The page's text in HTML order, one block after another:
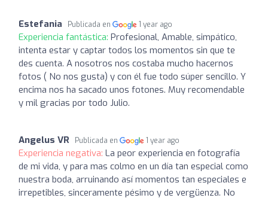
Estefania Publicada en 1 year ago
Experiencia fantástica: Profesional, Amable, simpático,
intenta estar y captar todos los momentos sin que te
des cuenta. A nosotros nos costaba mucho hacernos
fotos ( No nos gusta) y con él fue todo súper sencillo. Y
encima nos ha sacado unos fotones. Muy recomendable
y mil gracias por todo Julio.
Angelus VR Publicada en 1 year ago
Experiencia negativa: La peor experiencia en fotografía
de mi vida, y para mas colmo en un día tan especial como
nuestra boda, arruinando así momentos tan especiales e
irrepetibles, sinceramente pésimo y de vergüenza. No